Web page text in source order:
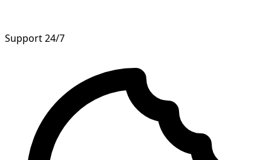
Support 24/7